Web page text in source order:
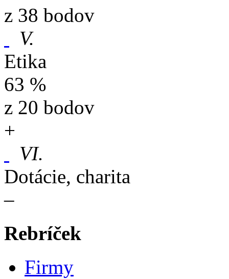
z 38 bodov
V.
Etika
63 %
z 20 bodov
+
VI.
Dotácie, charita
–
Rebríček
Firmy